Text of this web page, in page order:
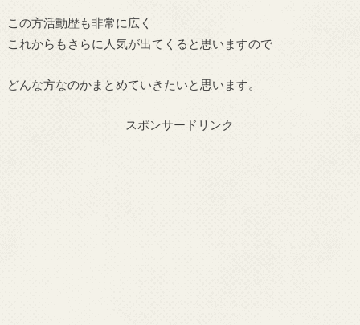
この方活動歴も非常に広く
これからもさらに人気が出てくると思いますので
どんな方なのかまとめていきたいと思います。
スポンサードリンク